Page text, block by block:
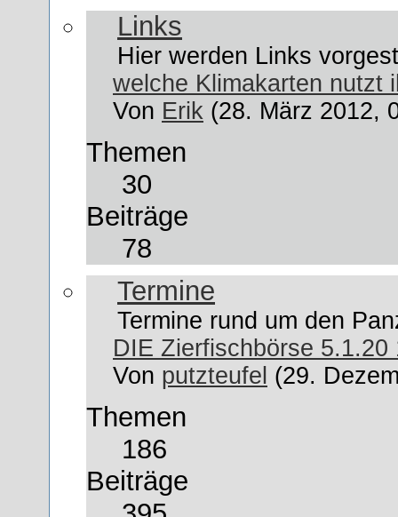
Links
Hier werden Links
welche Klimakarten nutzt
Von Erik (28. März 2012,
Themen
30
Beiträge
78
Termine
Termine rund um den
DIE Zierfischbörse
Von putzteufel (29.
Themen
186
Beiträge